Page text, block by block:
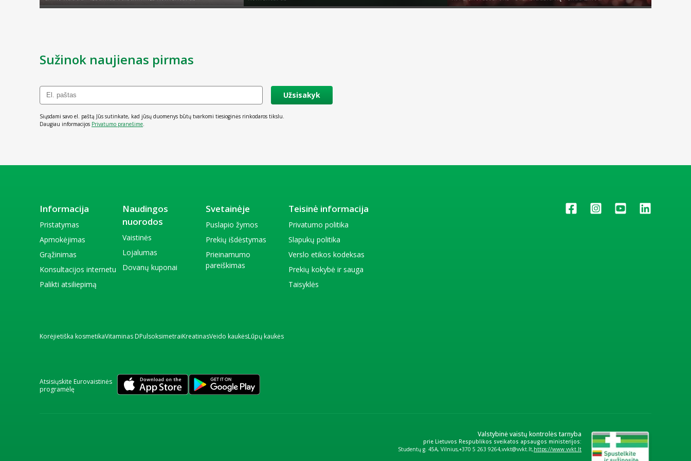
Sužinok naujienas pirmas
Užsisakyk
Siųsdami savo el. paštą Jūs sutinkate, kad jūsų duomenys būtų tvarkomi tiesioginės rinkodaros tikslu.
Daugiau informacijos Privatumo pranešime
Informacija
Pristatymas
Apmokėjimas
Grąžinimas
Konsultacijos internetu
Palikti atsiliepimą
Naudingos
nuorodos
Vaistinės
Lojalumas
Dovanų kuponai
Svetainėje
Puslapio žymos
Prekių išdėstymas
Prieinamumo
pareiškimas
Teisinė informacija
Privatumo politika
Slapukų politika
Verslo etikos kodeksas
Prekių kokybė ir sauga
Taisyklės
Korėjietiška kosmetikaVitaminas DPulsoksimetraiKreatinasVeido kaukėsLūpų kaukės
Atsisiųskite Eurovaistinės
programėlę
Valstybinė vaistų kontrolės tarnyba
prie Lietuvos Respublikos sveikatos apsaugos ministerijos:
Studentų g. 45A, Vilnius +370 5 263 9264 vvkt@vvkt.lt https://www.vvkt.lt